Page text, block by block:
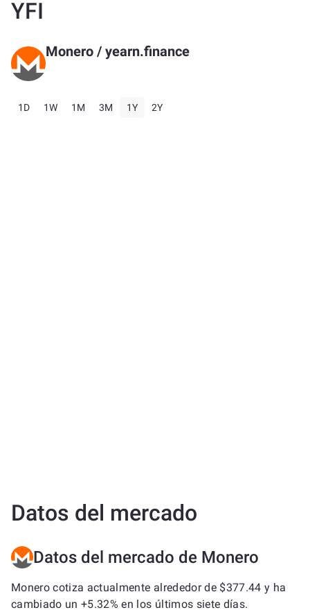
YFI
Monero / yearn.finance
1D 1W 1M 3M 1Y 2Y
Datos del mercado
Datos del mercado de Monero
Monero cotiza actualmente alrededor de $377.44 y ha
cambiado un +5.32% en los últimos siete días.